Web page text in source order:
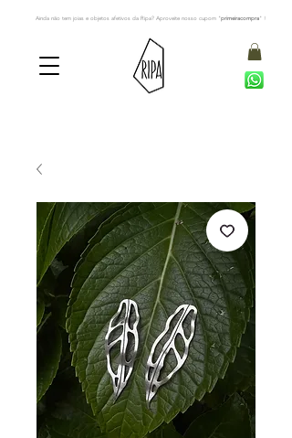
Ainda não tem joias e objetos afetivos da Ripa? Aproveite nosso cupom "primeiracompra" !